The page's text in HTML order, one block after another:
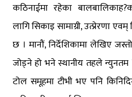
कठिनाईमा रहेका
लागि सिकाइ सामाग्री, उत्प्रेरणा
छ । मानौं, निर्देशिकामा लेखिए
जोड्ने हो भने स्थानीय तहले न्युनतम
टोल समूहमा टीभी भए पनि